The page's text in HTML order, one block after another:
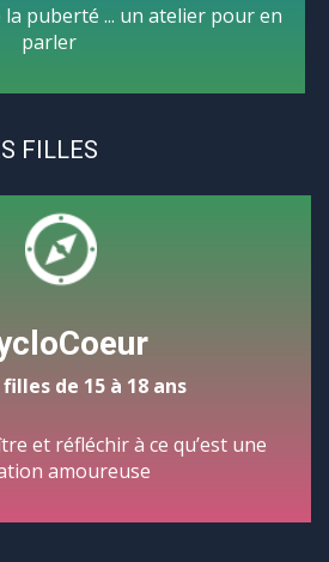
la puberté ... un atelier pour en
parler
FILLES
filles de 15 à 18 ans
et réfléchir à ce qu’est une
amoureuse